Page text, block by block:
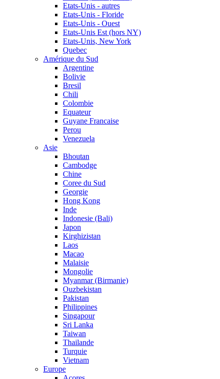
Etats-Unis - autres
Etats-Unis - Floride
Etats-Unis - Ouest
Etats-Unis Est (hors NY)
Etats-Unis, New York
Quebec
Amérique du Sud
Argentine
Bolivie
Bresil
Chili
Colombie
Equateur
Guyane Francaise
Perou
Venezuela
Asie
Bhoutan
Cambodge
Chine
Coree du Sud
Georgie
Hong Kong
Inde
Indonesie (Bali)
Japon
Kirghizistan
Laos
Macao
Malaisie
Mongolie
Myanmar (Birmanie)
Ouzbekistan
Pakistan
Philippines
Singapour
Sri Lanka
Taiwan
Thailande
Turquie
Vietnam
Europe